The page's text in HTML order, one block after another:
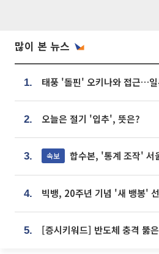
많이 본 뉴스
1.
2. 오늘은 절기 '입추', 뜻은?
3. 속보 합수본, '통계 조작' 서울·경기·충
4.
5.